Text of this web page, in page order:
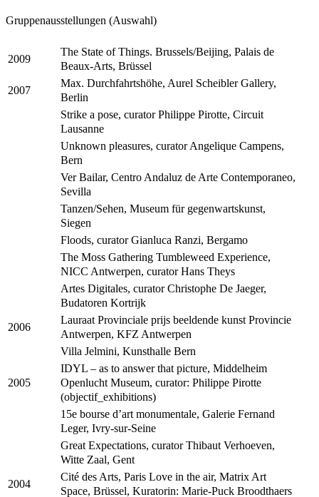
Gruppenausstellungen (Auswahl)
2009
The State of Things. Brussels/Beijing, Palais de
Beaux-Arts, Brüssel
2007
Max. Durchfahrtshöhe, Aurel Scheibler Gallery,
Berlin
Strike a pose, curator Philippe Pirotte, Circuit
Lausanne
Unknown pleasures, curator Angelique Campens,
Bern
Ver Bailar, Centro Andaluz de Arte Contemporaneo,
Sevilla
Tanzen/Sehen, Museum für gegenwartskunst,
Siegen
Floods, curator Gianluca Ranzi, Bergamo
The Moss Gathering Tumbleweed Experience,
NICC Antwerpen, curator Hans Theys
Artes Digitales, curator Christophe De Jaeger,
Budatoren Kortrijk
2006
Lauraat Provinciale prijs beeldende kunst Provincie
Antwerpen, KFZ Antwerpen
Villa Jelmini, Kunsthalle Bern
2005
IDYL – as to answer that picture, Middelheim
Openlucht Museum, curator: Philippe Pirotte
(objectif_exhibitions)
15e bourse d’art monumentale, Galerie Fernand
Leger, Ivry-sur-Seine
Great Expectations, curator Thibaut Verhoeven,
Witte Zaal, Gent
2004
Cité des Arts, Paris Love in the air, Matrix Art
Space, Brüssel, Kuratorin: Marie-Puck Broodthaers